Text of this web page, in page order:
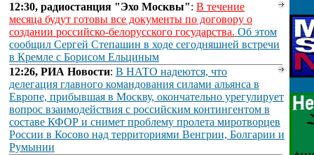
12:30, радиостанция "Эхо Москвы": В течение
месяца будут готовы все документы по договору о
создании российско-белорусского государства. Об этом
сообщил Сергей Степашин в ходе сегодняшней встречи
в Кремле с Борисом Ельциным
12:26, РИА Новости: В НАТО надеются, что
делегация главного командования силами альянса в
Европе, прибывшая в Москву, окончательно урегулирует
вопрос взаимодействия с российским контингентом в
составе КФОР и снимет проблему пролета миротворцев
России в Косово над территориями Венгрии, Болгарии и
Румынии